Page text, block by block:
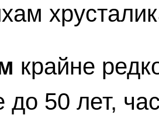
крайне
до 50 лет,